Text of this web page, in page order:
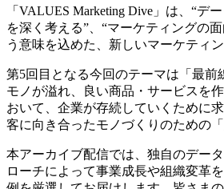
「VALUES Marketing Dive」は、“デ
を深く考える”、“マーケティングの
う意味を込めた、新しいマーケティン
第5回目となる今回のテーマは「最前
モノが溢れ、良い商品・サービスを
おいて、企業が存続していくために
客に向き合ったモノづくりのための「
本アーカイブ配信では、独自のデー
ローチによって事業成長や組織変革